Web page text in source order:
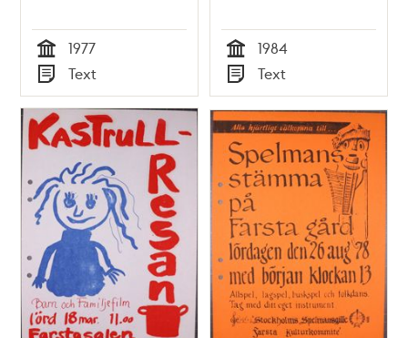
Tid
1977
Typ
Text Tid
1984
Typ
Text